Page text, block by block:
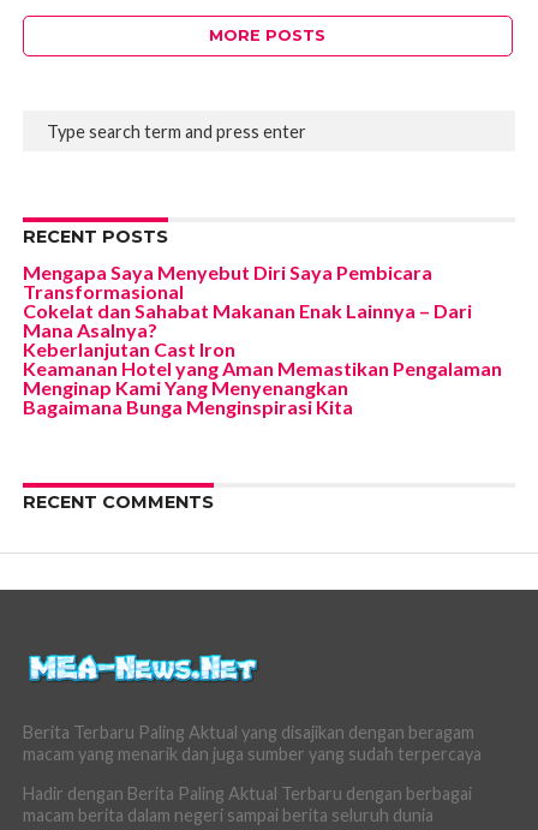
MORE POSTS
RECENT POSTS
Mengapa Saya Menyebut Diri Saya Pembicara
Transformasional
Cokelat dan Sahabat Makanan Enak Lainnya – Dari
Mana Asalnya?
Keberlanjutan Cast Iron
Keamanan Hotel yang Aman Memastikan Pengalaman
Menginap Kami Yang Menyenangkan
Bagaimana Bunga Menginspirasi Kita
RECENT COMMENTS
Berita Terbaru Paling Aktual yang disajikan dengan beragam
macam yang menarik dan juga sumber yang sudah terpercaya
Hadir dengan Berita Paling Aktual Terbaru dengan berbagai
macam berita dalam negeri sampai berita seluruh dunia